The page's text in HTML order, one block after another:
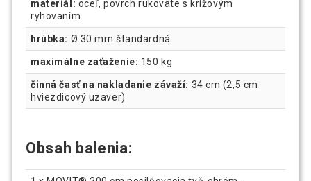
materiál: oceľ, povrch rukoväte s krížovým
ryhovaním
hrúbka: Ø 30 mm štandardná
maximálne zaťaženie: 150 kg
činná časť na nakladanie závaží: 34 cm (2,5 cm
hviezdicový uzaver)
Obsah balenia: